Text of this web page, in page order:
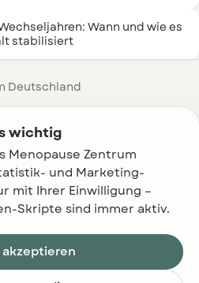
wichtig
Menopause Zentrum
und Marketing-
mit Ihrer Einwilligung –
Skripte sind immer aktiv.
Wann und wie es
stabilisiert
Deutschland